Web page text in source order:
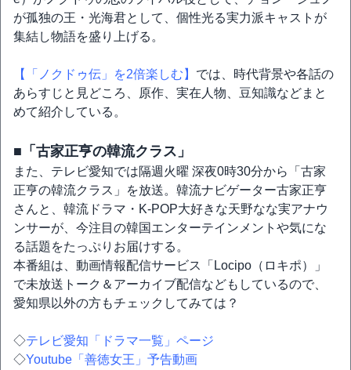
が孤独の王・光海君として、個性光る実力派キャストが
集結し物語を盛り上げる。
【「ノクドゥ伝」を2倍楽しむ】 では、時代背景や各話の
あらすじと見どころ、原作、実在人物、豆知識などまと
めて紹介している。
■「古家正亨の韓流クラス」
また、テレビ愛知では隔週火曜 深夜0時30分から「古家
正亨の韓流クラス」を放送。韓流ナビゲーター古家正亨
さんと、韓流ドラマ・K-POP大好きな天野なな実アナウ
ンサーが、今注目の韓国エンターテインメントや気にな
る話題をたっぷりお届けする。
本番組は、動画情報配信サービス「Locipo（ロキポ）」
で未放送トーク＆アーカイブ配信などもしているので、
愛知県以外の方もチェックしてみては？
◇テレビ愛知「ドラマ一覧」ページ
◇Youtube「善徳女王」予告動画